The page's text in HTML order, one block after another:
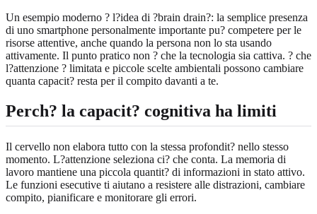
Un esempio moderno ? l?idea di ?brain drain?: la semplice presenza
di uno smartphone personalmente importante pu? competere per le
risorse attentive, anche quando la persona non lo sta usando
attivamente. Il punto pratico non ? che la tecnologia sia cattiva. ? che
l?attenzione ? limitata e piccole scelte ambientali possono cambiare
quanta capacit? resta per il compito davanti a te.
Perch? la capacit? cognitiva ha limiti
Il cervello non elabora tutto con la stessa profondit? nello stesso
momento. L?attenzione seleziona ci? che conta. La memoria di
lavoro mantiene una piccola quantit? di informazioni in stato attivo.
Le funzioni esecutive ti aiutano a resistere alle distrazioni, cambiare
compito, pianificare e monitorare gli errori.